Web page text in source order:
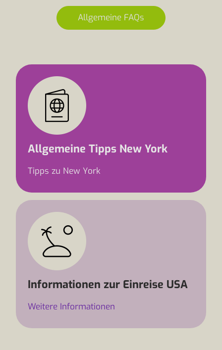
Allgemeine FAQs
Allgemeine Tipps New York
Tipps zu New York
Informationen zur Einreise USA
Weitere Informationen